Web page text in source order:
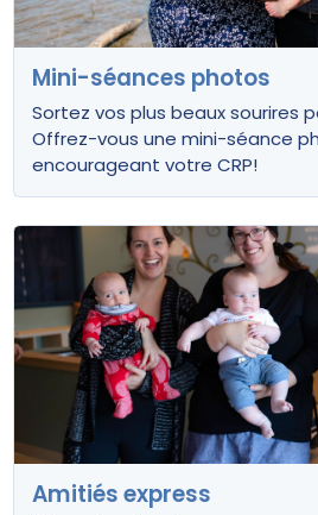
Mini-séances photos
Sortez vos plus beaux sourires
Offrez-vous une mini-séance
encourageant votre CRP!
Amitiés express